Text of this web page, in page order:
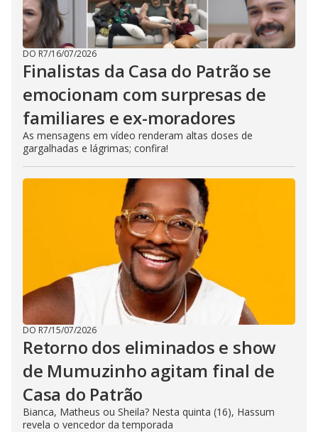
DO R7/16/07/2026
Finalistas da Casa do Patrão se
emocionam com surpresas de
familiares e ex-moradores
As mensagens em vídeo renderam altas doses de
gargalhadas e lágrimas; confira!
DO R7/15/07/2026
Retorno dos eliminados e show
de Mumuzinho agitam final de
Casa do Patrão
Bianca, Matheus ou Sheila? Nesta quinta (16), Hassum
revela o vencedor da temporada